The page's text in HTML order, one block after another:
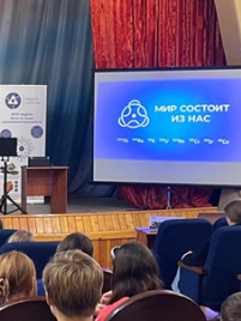
Приволжский
Северо-Западный
Сибирский